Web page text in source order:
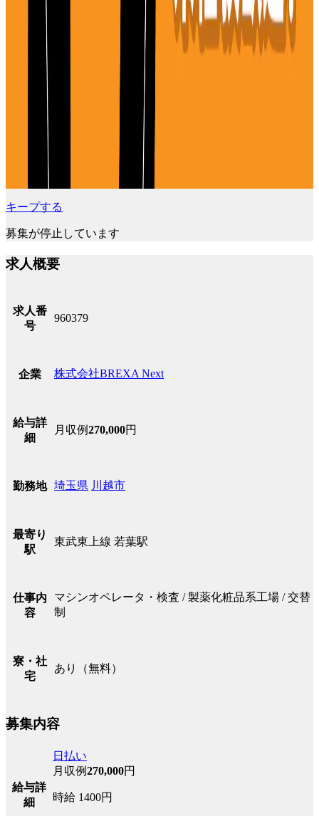
キープする
募集が停止しています
求人概要
求人番
号
960379
企業 株式会社BREXA Next
給与詳
細
月収例270,000円
勤務地 埼玉県 川越市
最寄り
駅
東武東上線 若葉駅
仕事内
容
マシンオペレータ・検査 / 製薬化粧品系工場 / 交替
制
寮・社
宅
あり（無料）
募集内容
給与詳
細
日払い
月収例270,000円
時給 1400円